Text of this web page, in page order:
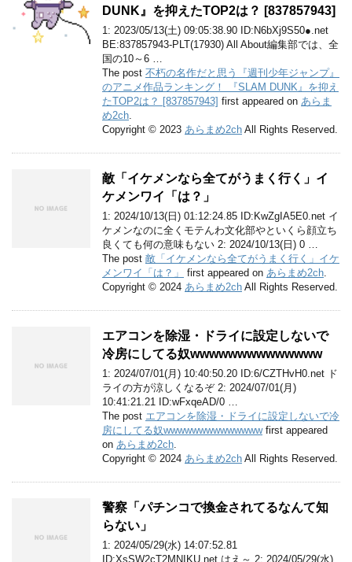
DUNK』を抑えたTOP2は？ [837857943]
1: 2023/05/13(土) 09:05:38.90 ID:N6bXj9S50●.net
BE:837857943-PLT(17930) All About編集部では、全
国の10～6 …
The post 不朽の名作だと思う『週刊少年ジャンプ』
のアニメ作品ランキング！ 『SLAM DUNK』を抑え
たTOP2は？ [837857943] first appeared on あらま
め2ch
Copyright © 2023 あらまめ2ch All Rights Reserved.
敵「イケメンなら全てがうまく行く」イ
ケメンワイ「は？」
1: 2024/10/13(日) 01:12:24.85 ID:KwZgIA5E0.net イ
ケメンなのに全くモテんわ文化部やといくら顔立ち
良くても何の意味もない 2: 2024/10/13(日) 0 …
The post 敵「イケメンなら全てがうまく行く」イケ
メンワイ「は？」
first appeared on あらまめ2ch
Copyright © 2024 あらまめ2ch All Rights Reserved.
エアコンを除湿・ドライに設定しないで
冷房にしてる奴wwwwwwwwwwwwww
1: 2024/07/01(月) 10:40:50.20 ID:6/CZTHvH0.net ド
ライの方が涼しくなるぞ 2: 2024/07/01(月)
10:41:21.21 ID:wFxqeAD/0 …
The post エアコンを除湿・ドライに設定しないで冷
房にしてる奴wwwwwwwwwwwwwwfirst appeared
on あらまめ2ch
Copyright © 2024 あらまめ2ch All Rights Reserved.
警察「パチンコで換金されてるなんて知
らない」
1: 2024/05/29(水) 14:07:52.81
ID:XsSW2cT2MNIKU.net はえ～ 2: 2024/05/29(水)